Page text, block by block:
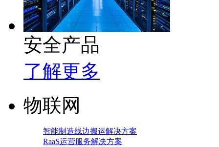
安全产品
了解更多
物联网
智能制造线边搬运解决方案
RaaS运营服务解决方案